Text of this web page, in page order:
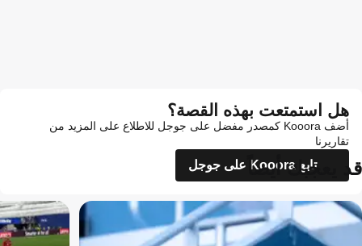
هل استمتعت بهذه القصة؟
أضف Kooora كمصدر مفضل على جوجل للاطلاع على المزيد من
تقاريرنا
تابع Kooora على جوجل
قد يعجبك أيضاً